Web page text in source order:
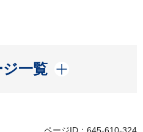
一覧
開く
ページID：645-610-324